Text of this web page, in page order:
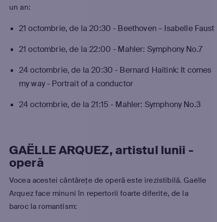
un an:
21 octombrie, de la 20:30 - Beethoven – Isabelle Faust
21 octombrie, de la 22:00 - Mahler: Symphony No.7
24 octombrie, de la 20:30 - Bernard Haitink: It comes
my way - Portrait of a conductor
24 octombrie, de la 21:15 - Mahler: Symphony No.3
GAËLLE ARQUEZ, artistul lunii -
operă
Vocea acestei cântărețe de operă este irezistibilă. Gaëlle
Arquez face minuni în repertorii foarte diferite, de la
baroc la romantism: